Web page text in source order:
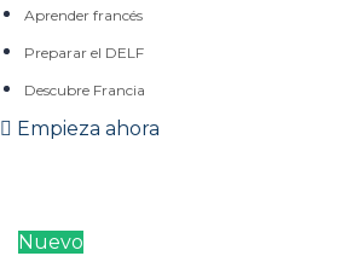
Aprender francés
Preparar el DELF
Descubre Francia
Empieza ahora
Nuevo